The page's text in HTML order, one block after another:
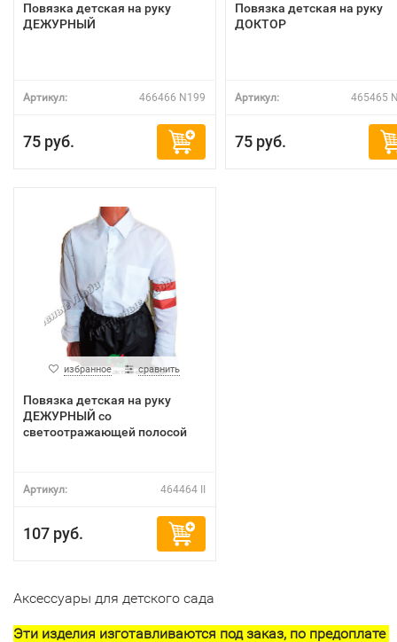
Повязка детская на руку
ДЕЖУРНЫЙ
Артикул: 466466 N199
75 руб.
Повязка детская на руку
ДОКТОР
Артикул: 465465
75 руб.
избранное сравнить
Повязка детская на руку
ДЕЖУРНЫЙ со
светоотражающей полосой
Артикул: 464464 II
107 руб.
Аксессуары для детского сада
Эти изделия изготавливаются под заказ, по предоплате